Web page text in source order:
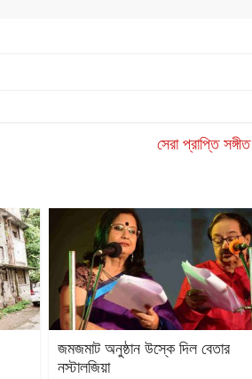
সেরা প্রাপ্তি সঙ্গীত
জমজমাট অনুষ্ঠান উস্কে দিল বেতার
নস্টালজিয়া